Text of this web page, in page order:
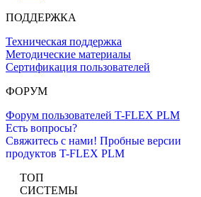
ПОДДЕРЖКА
Техническая поддержка
Методические материалы
Сертификация пользователей
ФОРУМ
Форум пользователей T-FLEX PLM
Есть вопросы?
Свяжитесь с нами! Пробные версии
продуктов T-FLEX PLM
ТОП
СИСТЕМЫ